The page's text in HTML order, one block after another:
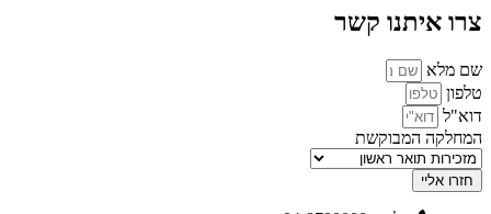
צרו איתנו קשר
שם מלא
טלפון
דוא"ל
המחלקה המבוקשת
חזרו אליי